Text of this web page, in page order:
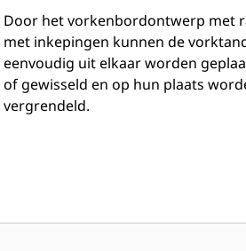
Door het vorkenbordontwerp met
met inkepingen kunnen de
eenvoudig uit elkaar worden
of gewisseld en op hun plaats
vergrendeld.